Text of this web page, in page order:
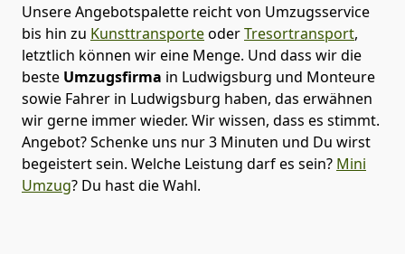
Unsere Angebotspalette reicht von Umzugsservice
bis hin zu KunsttransporteoderTresortransport,
letztlich können wir eine Menge. Und dass wir die
beste Umzugsfirma in Ludwigsburg und Monteure
sowie Fahrer in Ludwigsburg haben, das erwähnen
wir gerne immer wieder. Wir wissen, dass es stimmt.
Angebot? Schenke uns nur 3 Minuten und Du wirst
begeistert sein. Welche Leistung darf es sein? Mini
Umzug? Du hast die Wahl.